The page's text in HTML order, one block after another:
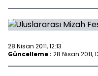
28 Nisan 2011, 12:13
Güncelleme : 28 Nisan 2011,